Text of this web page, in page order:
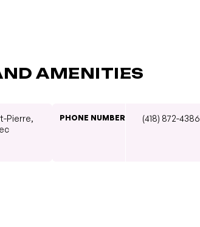
AMENITIES
Pierre,
PHONE NUMBER (418) 872-4386